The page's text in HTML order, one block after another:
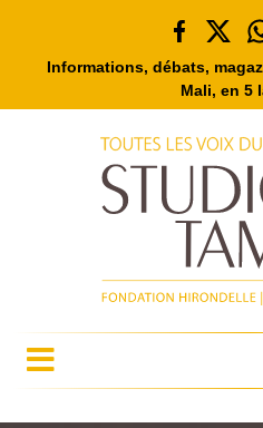
Informations, débats,
Mali, en 5